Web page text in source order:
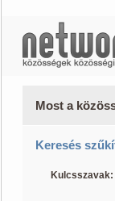
Most a
Keresés
Kulcsszavak: